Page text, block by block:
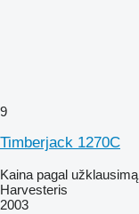
9
Timberjack 1270C
Kaina pagal užklausimą
Harvesteris
2003